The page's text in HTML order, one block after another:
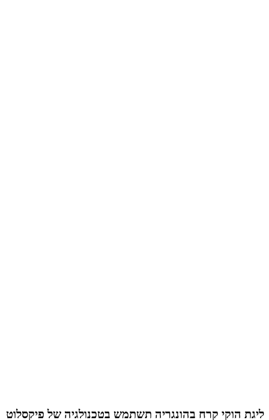
ליגת הוקי קרח בהונגריה תשתמש בטכנולגיה של פיקסלוט